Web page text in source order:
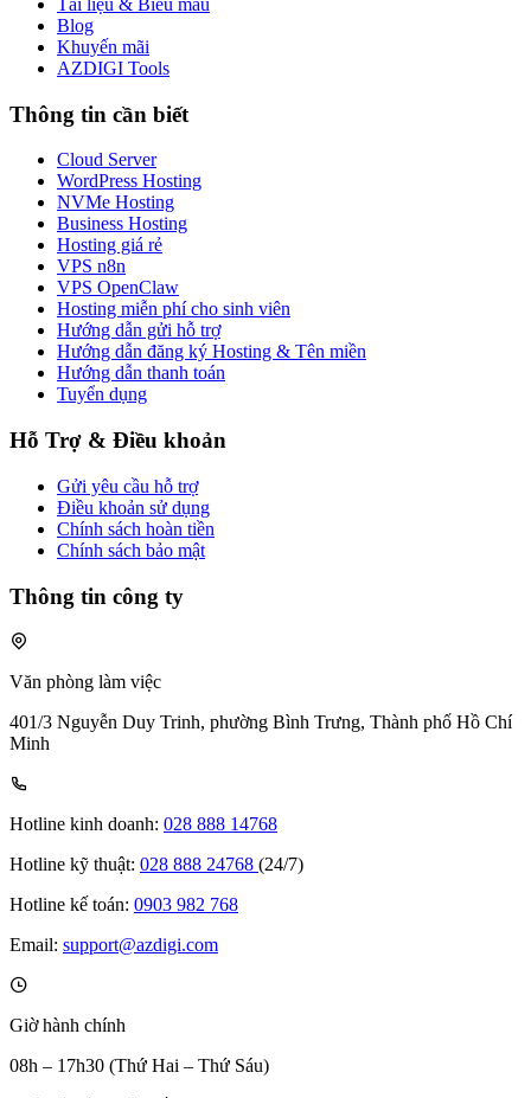
Tài liệu & Biểu mẫu
Blog
Khuyến mãi
AZDIGI Tools
Thông tin cần biết
Cloud Server
WordPress Hosting
NVMe Hosting
Business Hosting
Hosting giá rẻ
VPS n8n
VPS OpenClaw
Hosting miễn phí cho sinh viên
Hướng dẫn gửi hỗ trợ
Hướng dẫn đăng ký Hosting & Tên miền
Hướng dẫn thanh toán
Tuyển dụng
Hỗ Trợ & Điều khoản
Gửi yêu cầu hỗ trợ
Điều khoản sử dụng
Chính sách hoàn tiền
Chính sách bảo mật
Thông tin công ty
Văn phòng làm việc
401/3 Nguyễn Duy Trinh, phường Bình Trưng, Thành phố Hồ Chí
Minh
Hotline kinh doanh: 028 888 14768
Hotline kỹ thuật: 028 888 24768 (24/7)
Hotline kế toán: 0903 982 768
Email: support@azdigi.com
Giờ hành chính
08h – 17h30 (Thứ Hai – Thứ Sáu)